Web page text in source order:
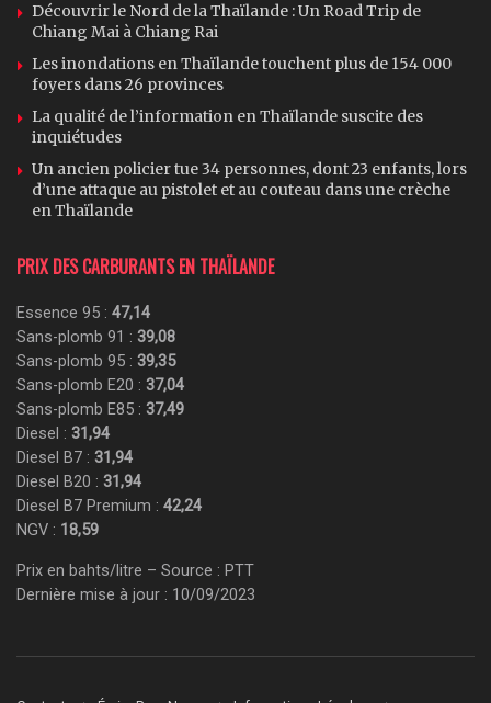
Découvrir le Nord de la Thaïlande : Un Road Trip de
Chiang Mai à Chiang Rai
Les inondations en Thaïlande touchent plus de 154 000
foyers dans 26 provinces
La qualité de l’information en Thaïlande suscite des
inquiétudes
Un ancien policier tue 34 personnes, dont 23 enfants, lors
d’une attaque au pistolet et au couteau dans une crèche
en Thaïlande
PRIX DES CARBURANTS EN THAÏLANDE
Essence 95 : 47,14
Sans-plomb 91 : 39,08
Sans-plomb 95 : 39,35
Sans-plomb E20 : 37,04
Sans-plomb E85 : 37,49
Diesel : 31,94
Diesel B7 : 31,94
Diesel B20 : 31,94
Diesel B7 Premium : 42,24
NGV : 18,59
Prix en bahts/litre – Source : PTT
Dernière mise à jour : 10/09/2023